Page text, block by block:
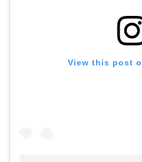
View this post